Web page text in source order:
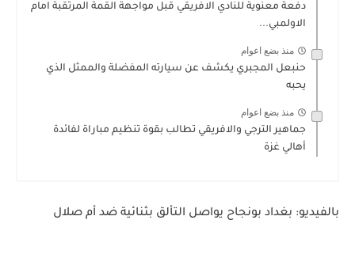
دفعة معنوية للنادي الافريقي قبل مواجهة القمة المرتقبة امام
الاولمبي...
منذ بضع اعوام
حنبعل المجبري يكشف عن سيارته المفضلة والممثل الذي
يحبه
منذ بضع اعوام
جماهير الترجي والافريقي تطالب بقوة تنظيم مباراة لفائدة
أهالي غزة
بالفيديو: بغداد بونجاح يواصل التألق بثنائية ضد أم صلال